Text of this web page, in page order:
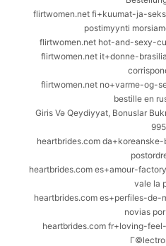
flirtwomen.net fi+kuumat-ja-
postimyynti
flirtwomen.net hot-and-sexy-
flirtwomen.net it+donne-
flirtwomen.net no+varme-og-
bestille en
Giris Və Qeydiyyat, Bonuslar
995
heartbrides.com
heartbrides.com es+amour-
vale la
heartbrides.com es+perfiles-de-
novias
heartbrides.com fr+loving-